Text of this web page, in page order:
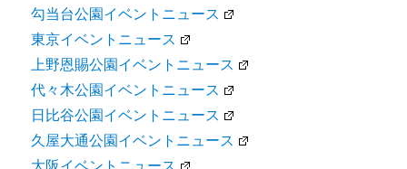
勾当台公園イベントニュース
東京イベントニュース
上野恩賜公園イベントニュース
代々木公園イベントニュース
日比谷公園イベントニュース
久屋大通公園イベントニュース
大阪イベントニュース